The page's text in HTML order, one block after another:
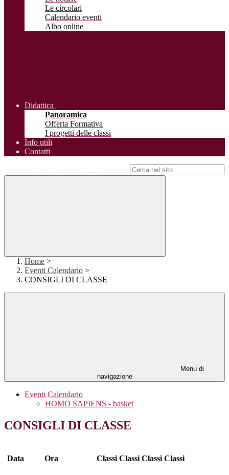
Le circolari
Calendario eventi
Albo online
Didattica
Panoramica
Offerta Formativa
I progetti delle classi
Info utili
Contatti
Home >
Eventi Calendario >
CONSIGLI DI CLASSE
Menu di
navigazione
Eventi Calendario
HOMO SAPIENS - basket
CONSIGLI DI CLASSE
Data Ora Classi Classi Classi Classi